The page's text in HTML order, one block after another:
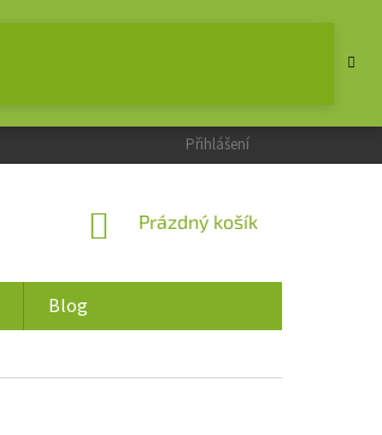
Přihlášení
NÁKUPNÍ
Prázdný košík
Blog